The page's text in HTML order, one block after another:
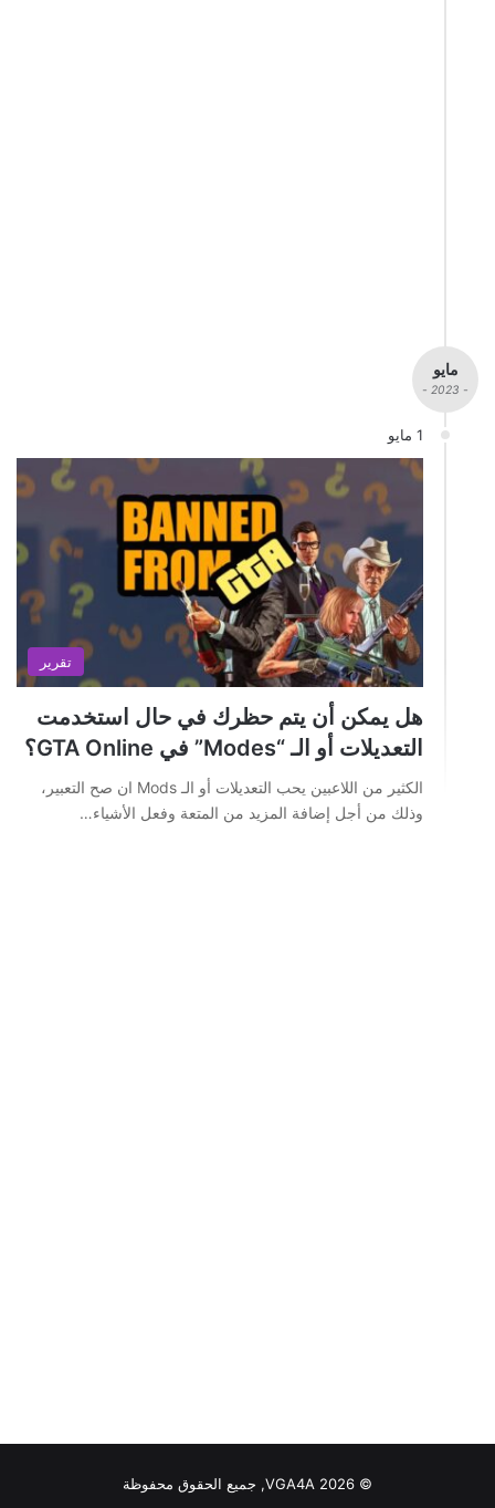
مايو
- 2023 -
1 مايو
تقرير
هل يمكن أن يتم حظرك في حال استخدمت
التعديلات أو الـ “Modes” في GTA Online؟
الكثير من اللاعبين يحب التعديلات أو الـ Mods ان صح التعبير،
وذلك من أجل إضافة المزيد من المتعة وفعل الأشياء…
© VGA4A 2026, جميع الحقوق محفوظة